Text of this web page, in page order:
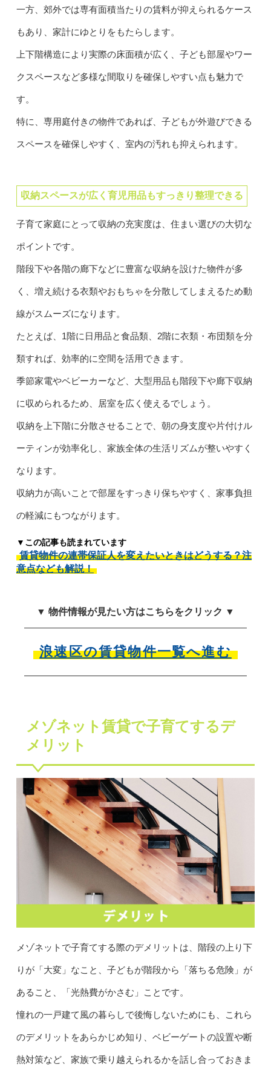
一方、郊外では専有面積当たりの賃料が抑えられるケース
もあり、家計にゆとりをもたらします。
上下階構造により実際の床面積が広く、子ども部屋やワー
クスペースなど多様な間取りを確保しやすい点も魅力で
す。
特に、専用庭付きの物件であれば、子どもが外遊びできる
スペースを確保しやすく、室内の汚れも抑えられます。
収納スペースが広く育児用品もすっきり整理できる
子育て家庭にとって収納の充実度は、住まい選びの大切な
ポイントです。
階段下や各階の廊下などに豊富な収納を設けた物件が多
く、増え続ける衣類やおもちゃを分散してしまえるため動
線がスムーズになります。
たとえば、1階に日用品と食品類、2階に衣類・布団類を分
類すれば、効率的に空間を活用できます。
季節家電やベビーカーなど、大型用品も階段下や廊下収納
に収められるため、居室を広く使えるでしょう。
収納を上下階に分散させることで、朝の身支度や片付けル
ーティンが効率化し、家族全体の生活リズムが整いやすく
なります。
収納力が高いことで部屋をすっきり保ちやすく、家事負担
の軽減にもつながります。
▼この記事も読まれています
賃貸物件の連帯保証人を変えたいときはどうする？注
意点なども解説！
▼ 物件情報が見たい方はこちらをクリック ▼
浪速区の賃貸物件一覧へ進む
メゾネット賃貸で子育てするデ
メリット
メゾネットで子育てする際のデメリットは、階段の上り下
りが「大変」なこと、子どもが階段から「落ちる危険」が
あること、「光熱費がかさむ」ことです。
憧れの一戸建て風の暮らしで後悔しないためにも、これら
のデメリットをあらかじめ知り、ベビーゲートの設置や断
熱対策など、家族で乗り越えられるかを話し合っておきま